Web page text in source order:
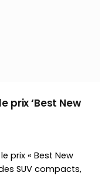
prix ‘Best New
prix « Best New
SUV compacts,